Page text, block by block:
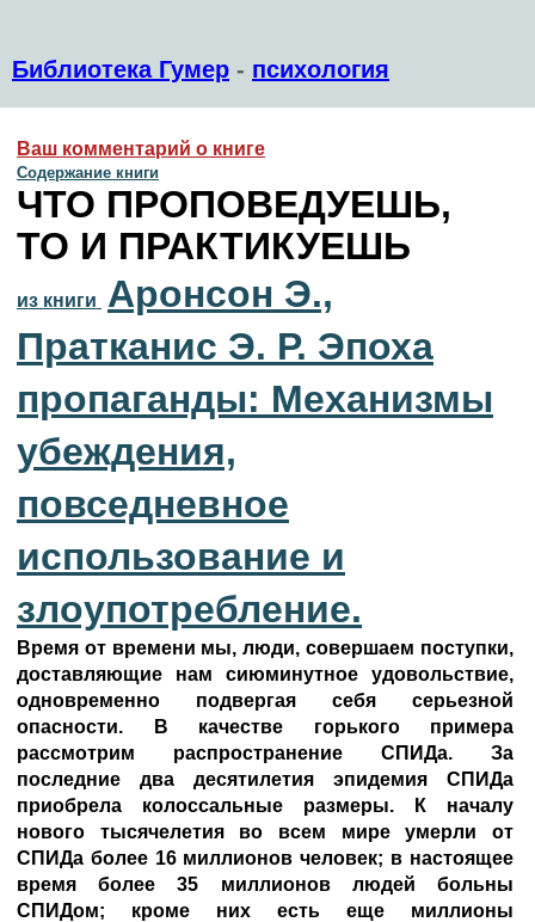
Библиотека Гумер - психология
Ваш комментарий о книге
Содержание книги
ЧТО ПРОПОВЕДУЕШЬ,
ТО И ПРАКТИКУЕШЬ
из книги
Аронсон Э.,
Пратканис Э. Р. Эпоха
пропаганды: Механизмы
убеждения,
повседневное
использование и
злоупотребление.
Время от времени мы, люди, совершаем поступки,
доставляющие нам сиюминутное удовольствие,
одновременно подвергая себя серьезной
опасности. В качестве горького примера
рассмотрим распространение СПИДа. За
последние два десятилетия эпидемия СПИДа
приобрела колоссальные размеры. К началу
нового тысячелетия во всем мире умерли от
СПИДа более 16 миллионов человек; в настоящее
время более 35 миллионов людей больны
СПИДом; кроме них есть еще миллионы